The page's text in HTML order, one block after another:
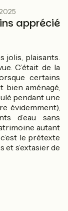
apprécié
jolis, plaisants.
C’était de la
certains
bien aménagé,
pendant une
évidemment),
d’eau sans
autant
le prétexte
et s’extasier de